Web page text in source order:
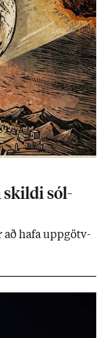
skildi sól­
að hafa upp­götv­